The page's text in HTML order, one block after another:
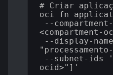
# Criar
oci fn
--
<compartment-
--display-name
--subnet-ids
ocid>"]'